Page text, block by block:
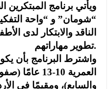
ويأتي برنامج
“شومان” و “واحة
الناقد والابتكار لدى
تطوير مهاراتهم.
واشترط البرنامج بأن
العمرية 10-
والسابع)، ومقيمًا في